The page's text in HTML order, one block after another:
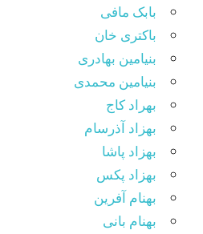
بابک مافی
باکتری خان
بنیامین بهادری
بنیامین محمدی
بهراد کاج
بهزاد آذرسام
بهزاد پاشا
بهزاد پکس
بهنام آفرین
بهنام بانی